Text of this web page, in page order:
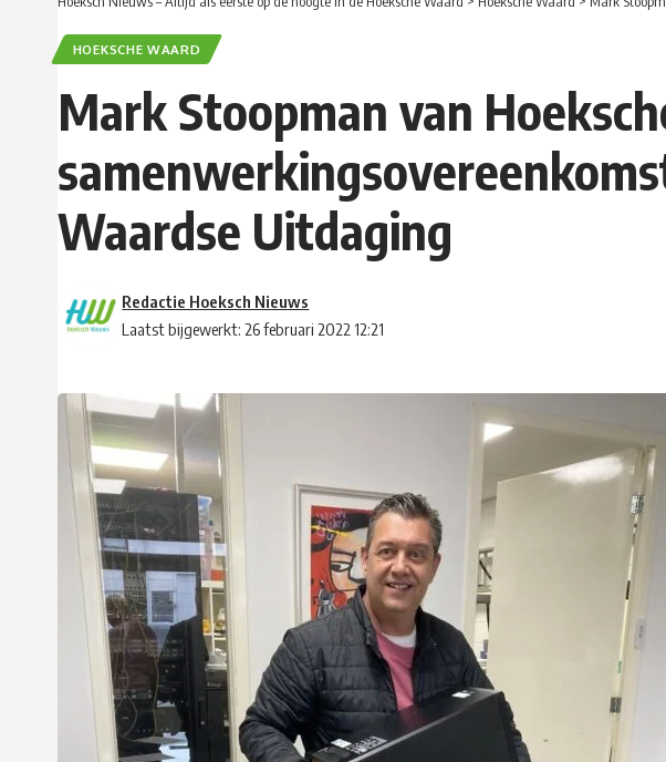
HOEKSCHE WAARD
Mark Stoopman van
Waardse Uitdaging
Laatst bijgewerkt: 26 februari 2022 12:21
Redactie Hoeksch Nieuws